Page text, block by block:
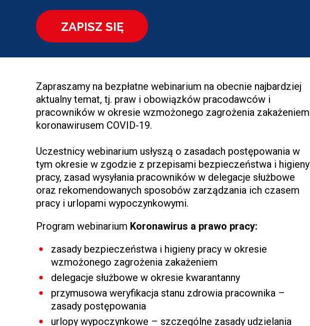
ZAPISZ SIĘ
Zapraszamy na bezpłatne webinarium na obecnie najbardziej
aktualny temat, tj. praw i obowiązków pracodawców i
pracowników w okresie wzmożonego zagrożenia zakażeniem
koronawirusem COVID-19.
Uczestnicy webinarium usłyszą o zasadach postępowania w
tym okresie w zgodzie z przepisami bezpieczeństwa i higieny
pracy, zasad wysyłania pracowników w delegacje służbowe
oraz rekomendowanych sposobów zarządzania ich czasem
pracy i urlopami wypoczynkowymi.
Program webinarium Koronawirus a prawo pracy:
zasady bezpieczeństwa i higieny pracy w okresie
wzmożonego zagrożenia zakażeniem
delegacje służbowe w okresie kwarantanny
przymusowa weryfikacja stanu zdrowia pracownika –
zasady postępowania
urlopy wypoczynkowe – szczególne zasady udzielania